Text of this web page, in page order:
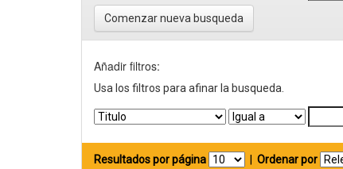
Comenzar nueva busqueda
Añadir filtros:
Usa los filtros para afinar la busqueda.
Resultados por página Ordenar por